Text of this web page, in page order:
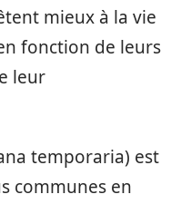
mieux à la vie
fonction de leurs
leur
temporaria) est
communes en